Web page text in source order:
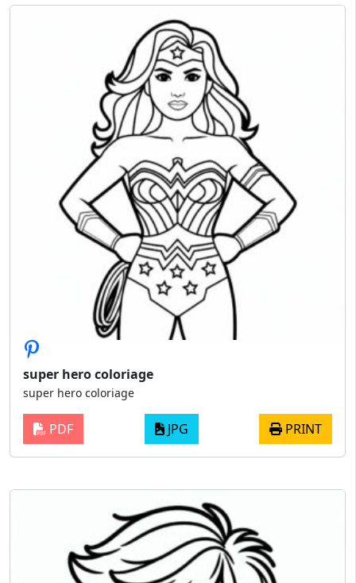
super hero coloriage
super hero coloriage
PDF JPG PRINT